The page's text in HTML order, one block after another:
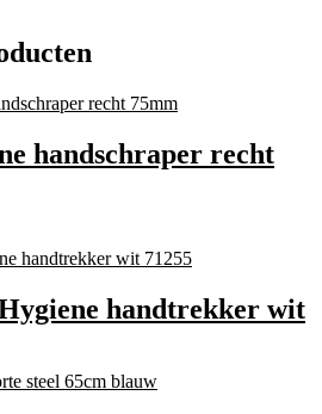
handschraper recht
handtrekker wit